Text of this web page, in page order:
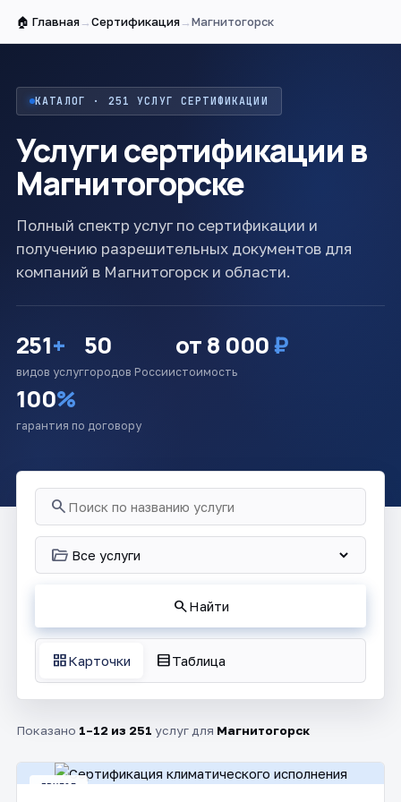
🏠 Главная→Сертификация→Магнитогорск
КАТАЛОГ · 251 УСЛУГ СЕРТИФИКАЦИИ
Услуги сертификации в
Магнитогорске
Полный спектр услуг по сертификации и
получению разрешительных документов для
компаний в Магнитогорск и области.
251+
видов услуг
50
городов России
от 8 000₽
стоимость
100%
гарантия по договору
search
folder_open
searchНайти
grid_viewКарточки table_rowsТаблица
Показано 1–12 из 251 услуг для Магнитогорск
ДРУГОЕ